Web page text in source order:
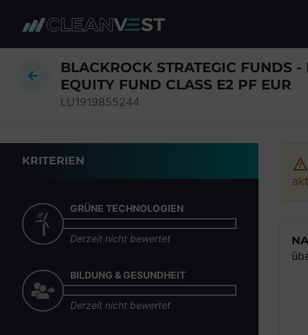
BLACKROCK STRATEGIC FUNDS
EQUITY FUND CLASS E2 PF EUR
LU1919855244
KRITERIEN
GRÜNE TECHNOLOGIEN
Derzeit nicht bewertet
BILDUNG & GESUNDHEIT
Derzeit nicht bewertet